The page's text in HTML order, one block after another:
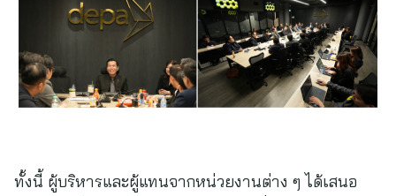
ทั้งนี้ ผู้บริหารและผู้แทนจากหน่วยงานต่าง ๆ ได้เสนอ